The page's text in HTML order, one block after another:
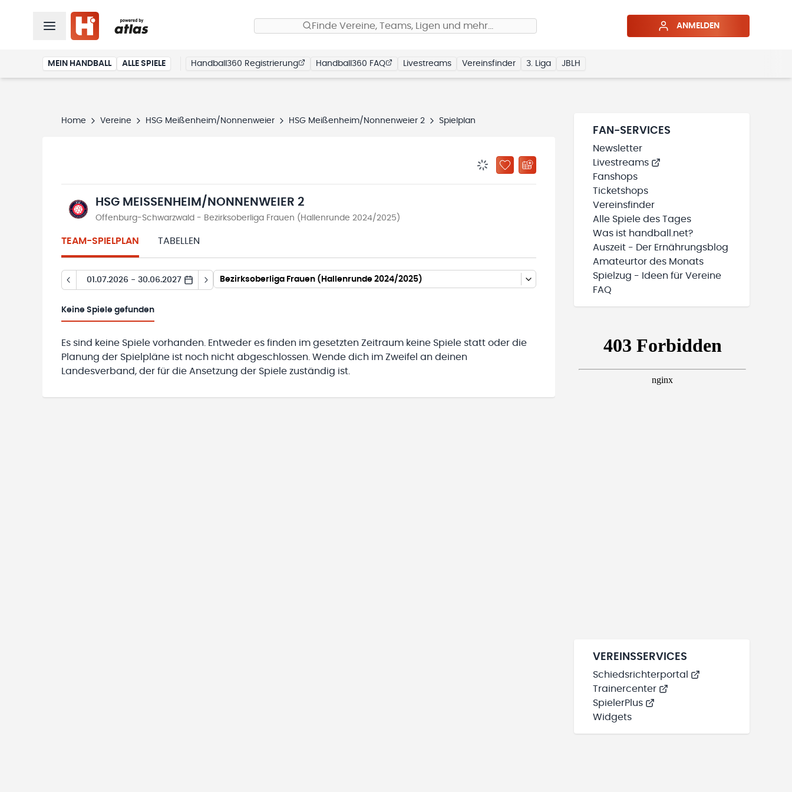
Finde Vereine, Teams, Ligen und mehr… ANMELDEN
MEIN HANDBALL ALLE SPIELE Handball360 Registrierung Handball360 FAQ Livestreams Vereinsfinder 3. Liga JBLH
Home Vereine HSG Meißenheim/Nonnenweier HSG Meißenheim/Nonnenweier 2 Spielplan
BENACHRICHTIGUNGSSTATUS WIRD GELADEN
ZU „MEINE TEAMS“ HINZUFÜGEN
HSG MEISSENHEIM/NONNENWEIER 2
Offenburg-Schwarzwald - Bezirksoberliga Frauen (Hallenrunde 2024/2025)
TEAM-SPIELPLAN TABELLEN
01.07.2026 - 30.06.2027 Bezirksoberliga Frauen (Hallenrunde 2024/2025)
Keine Spiele gefunden
Es sind keine Spiele vorhanden. Entweder es finden im gesetzten Zeitraum keine Spiele statt oder die
Planung der Spielpläne ist noch nicht abgeschlossen. Wende dich im Zweifel an deinen
Landesverband, der für die Ansetzung der Spiele zuständig ist.
FAN-SERVICES
Newsletter
Livestreams
Fanshops
Ticketshops
Vereinsfinder
Alle Spiele des Tages
Was ist handball.net?
Auszeit - Der Ernährungsblog
Amateurtor des Monats
Spielzug - Ideen für Vereine
FAQ
VEREINSSERVICES
Schiedsrichterportal
Trainercenter
SpielerPlus
Widgets